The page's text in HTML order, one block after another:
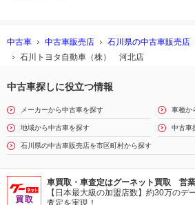
中古車 中古車販売店 石川県の中古車販売店
石川トヨタ自動車（株） 河北店
中古車探しに役立つ情報
メーカーから中古車を探す 車種か
地域から中古車を探す 中古車
石川県の中古車販売店を市区町村から探す
車買取・車査定はグーネット買取 営
【日本最大級の加盟店数】約30万のデ
査定を実現！